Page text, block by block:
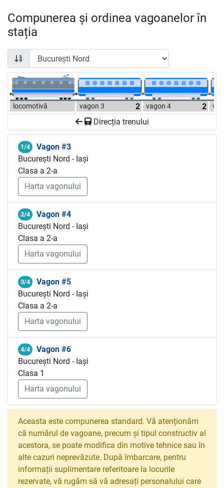
Compunerea și ordinea vagoanelor în
stația
locomotivă vagon 3 vagon 4
Direcția trenului
1/4
Vagon #3
București Nord - Iași
Clasa a 2-a
Harta vagonului
2/4
Vagon #4
București Nord - Iași
Clasa a 2-a
Harta vagonului
3/4
Vagon #5
București Nord - Iași
Clasa a 2-a
Harta vagonului
4/4
Vagon #6
București Nord - Iași
Clasa 1
Harta vagonului
Aceasta este compunerea standard. Vă atenționăm
că numărul de vagoane, precum și tipul constructiv al
acestora, se poate modifica din motive tehnice sau în
alte cazuri neprevăzute. După îmbarcare, pentru
informații suplimentare referitoare la locurile
rezervate, vă rugăm să vă adresați personalului care